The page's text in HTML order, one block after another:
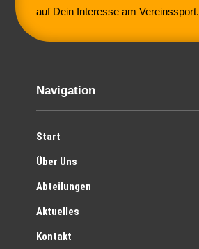
auf Dein Interesse am Vereinssport.
Navigation
Start
Über Uns
Abteilungen
Aktuelles
Kontakt